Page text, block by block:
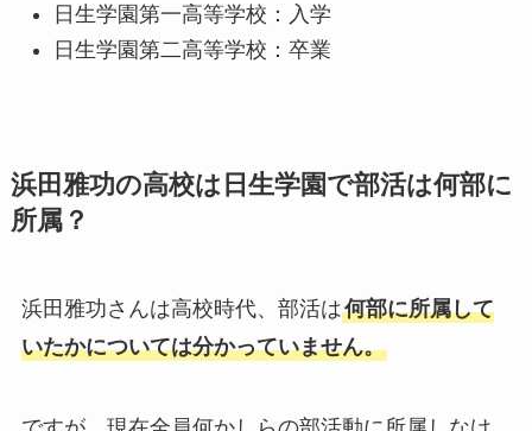
日生学園第一高等学校：入学
日生学園第二高等学校：卒業
浜田雅功の高校は日生学園で部活は何部に
所属？
浜田雅功さんは高校時代、部活は何部に所属して
いたかについては分かっていません。